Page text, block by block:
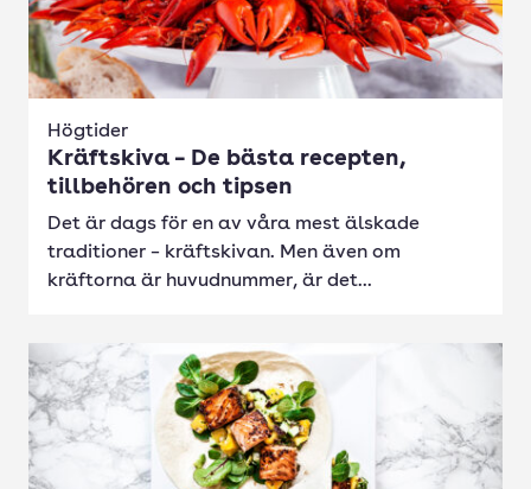
Högtider
Kräftskiva – De bästa recepten,
tillbehören och tipsen
Det är dags för en av våra mest älskade
traditioner – kräftskivan. Men även om
kräftorna är huvudnummer, är det...